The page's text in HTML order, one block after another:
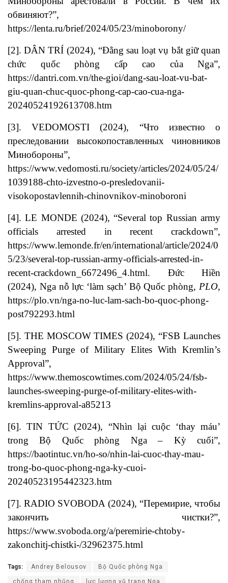
обвиняют?”,
https://lenta.ru/brief/2024/05/23/minoborony/
[2]. DÂN TRÍ (2024), “Đằng sau loạt vụ bắt giữ quan
chức quốc phòng cấp cao của Nga”,
https://dantri.com.vn/the-gioi/dang-sau-loat-vu-bat-
giu-quan-chuc-quoc-phong-cap-cao-cua-nga-
20240524192613708.htm
[3]. VEDOMOSTI (2024), “Что известно о
преследовании высокопоставленных чиновников
Минобороны”,
https://www.vedomosti.ru/society/articles/2024/05/24/
1039188-chto-izvestno-o-presledovanii-
visokopostavlennih-chinovnikov-minoboroni
[4]. LE MONDE (2024), “Several top Russian army
officials arrested in recent crackdown”,
https://www.lemonde.fr/en/international/article/2024/0
5/23/several-top-russian-army-officials-arrested-in-
recent-crackdown_6672496_4.html. Đức Hiền
(2024), Nga nỗ lực ‘làm sạch’ Bộ Quốc phòng, PLO,
https://plo.vn/nga-no-luc-lam-sach-bo-quoc-phong-
post792293.html
[5]. THE MOSCOW TIMES (2024), “FSB Launches
Sweeping Purge of Military Elites With Kremlin’s
Approval”,
https://www.themoscowtimes.com/2024/05/24/fsb-
launches-sweeping-purge-of-military-elites-with-
kremlins-approval-a85213
[6]. TIN TỨC (2024), “Nhìn lại cuộc ‘thay máu’
trong Bộ Quốc phòng Nga – Kỳ cuối”,
https://baotintuc.vn/ho-so/nhin-lai-cuoc-thay-mau-
trong-bo-quoc-phong-nga-ky-cuoi-
20240523195442323.htm
[7]. RADIO SVOBODA (2024), “Перемирие, чтобы
закончить чистки?”,
https://www.svoboda.org/a/peremirie-chtoby-
zakonchitj-chistki-/32962375.html
Tags: Andrey Belousov Bộ Quốc phòng Nga
chống tham nhũng lực lượng vũ trang Nga